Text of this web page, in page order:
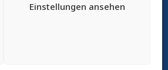
Einstellungen ansehen